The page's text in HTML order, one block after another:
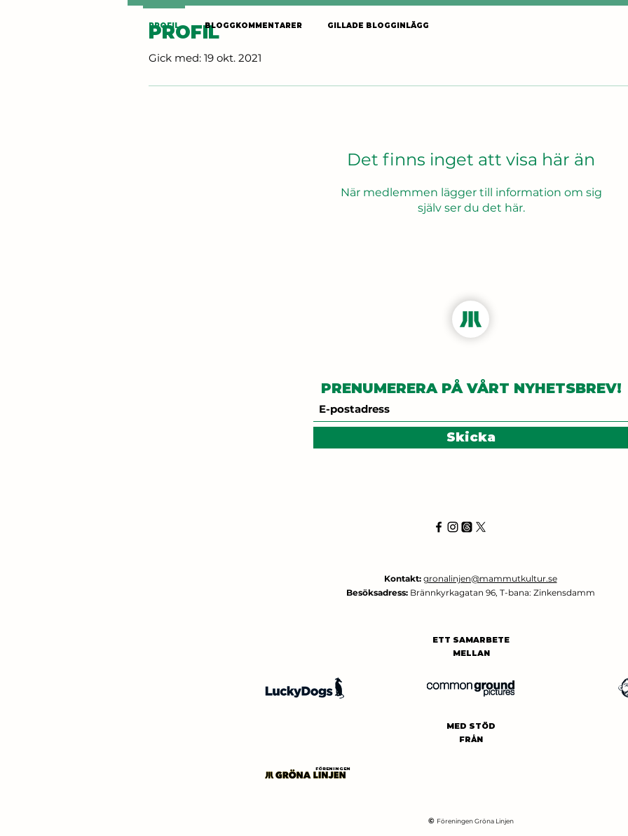
PROFIL
GILLADE BLOGGINLÄGG
PROFIL
Gick med: 19 okt. 2021
Det finns inget att visa här än
När medlemmen lägger till information om sig
själv ser du det här.
PROFIL BLOGGKOMMENTARER GILLADE BLOGGINLÄGG
PRENUMERERA PÅ VÅRT NYHETSBREV!
Skicka
Kontakt: gronalinjen@mammutkultur.se
Besöksadress: Brännkyrkagatan 96, T-bana: Zinkensdamm
ETT SAMARBETE
MELLAN
MED STÖD
FRÅN
FÖRENINGEN
© Föreningen Gröna Linjen